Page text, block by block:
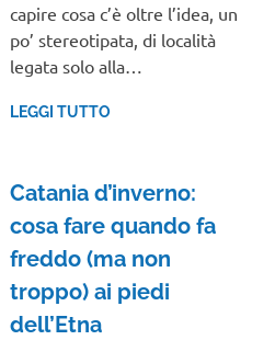
capire cosa c’è oltre l’idea, un
po’ stereotipata, di località
legata solo alla…
LEGGI TUTTO
Catania d’inverno:
cosa fare quando fa
freddo (ma non
troppo) ai piedi
dell’Etna